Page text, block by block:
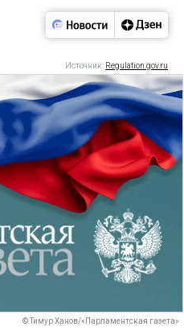
Источник: Regulation.gov.ru
© Тимур Ханов/«Парламентская газета»